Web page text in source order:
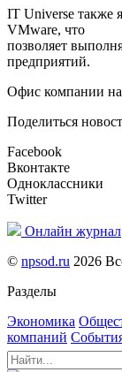
IT Universe также
VMware, что
позволяет
предприятий.
Офис компании
Поделиться
Facebook
Вконтакте
Одноклассники
Twitter
Онлайн журнал
© npsod.ru 2026
Разделы
Экономика
компаний